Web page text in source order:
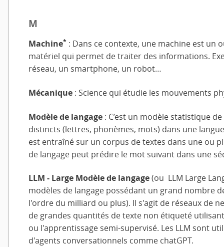
M
Machine* : Dans ce contexte, une machine est un
matériel qui permet de traiter des informations.
réseau, un smartphone, un robot…
Mécanique: Science qui étudie les mouvements
Modèle de langage: C’est un modèle statistique
distincts (lettres, phonèmes, mots) dans une
est entraîné sur un corpus de textes dans une ou
de langage peut prédire le mot suivant dans une
LLM - Large Modèle de langage(ou LLM Large
modèles de langage possédant un grand nombre
l'ordre du milliard ou plus). Il s'agit de réseaux de
de grandes quantités de texte non étiqueté
ou l'apprentissage semi-supervisé. Les LLM sont
d'agents conversationnels comme chatGPT.